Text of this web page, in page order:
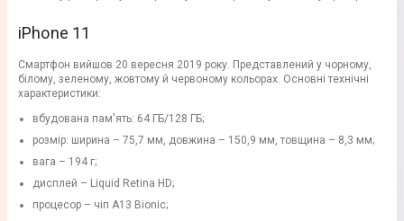
iPhone 11
Смартфон вийшов 20 вересня 2019 року. Представлений у чорному,
білому, зеленому, жовтому й червоному кольорах. Основні технічні
характеристики:
вбудована пам'ять: 64 ГБ/128 ГБ;
розмір: ширина – 75,7 мм, довжина – 150,9 мм, товщина – 8,3 мм;
вага – 194 г;
дисплей – Liquid Retina HD;
процесор – чіп A13 Bionic;